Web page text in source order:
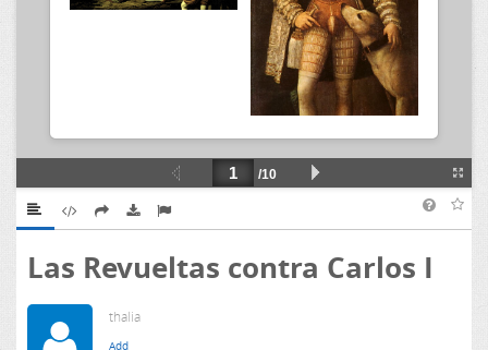
Las Revueltas contra Carlos I
thalia